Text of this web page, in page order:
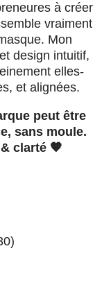
à créer
vraiment
Mon
design intuitif,
elles-
et alignées.
peut être
sans moule.
clarté 🧡